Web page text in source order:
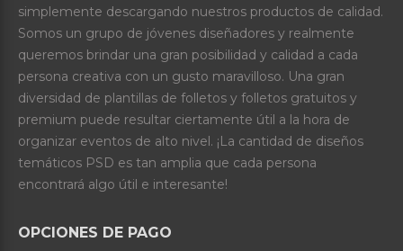
simplemente descargando nuestros productos de calidad.
Somos un grupo de jóvenes diseñadores y realmente
queremos brindar una gran posibilidad y calidad a cada
persona creativa con un gusto maravilloso. Una gran
diversidad de plantillas de folletos y folletos gratuitos y
premium puede resultar ciertamente útil a la hora de
organizar eventos de alto nivel. ¡La cantidad de diseños
temáticos PSD es tan amplia que cada persona
encontrará algo útil e interesante!
OPCIONES DE PAGO